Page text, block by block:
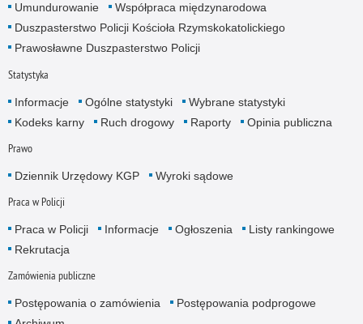
Umundurowanie
Współpraca międzynarodowa
Duszpasterstwo Policji Kościoła Rzymskokatolickiego
Prawosławne Duszpasterstwo Policji
Statystyka
Informacje Ogólne statystyki
Wybrane statystyki
Kodeks karny
Ruch drogowy Raporty Opinia publiczna
Prawo
Dziennik Urzędowy KGP Wyroki sądowe
Praca w Policji
Praca w Policji Informacje Ogłoszenia
Listy rankingowe
Rekrutacja
Zamówienia publiczne
Postępowania o zamówienia
Postępowania podprogowe